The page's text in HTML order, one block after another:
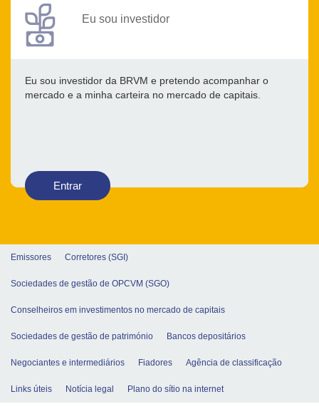
Eu sou investidor
Eu sou investidor da BRVM e pretendo acompanhar o
mercado e a minha carteira no mercado de capitais.
Entrar
Emissores Corretores (SGI)
Sociedades de gestão de OPCVM (SGO)
Conselheiros em investimentos no mercado de capitais
Sociedades de gestão de património Bancos depositários
Negociantes e intermediários Fiadores Agência de classificação
Links úteis Notícia legal Plano do sítio na internet